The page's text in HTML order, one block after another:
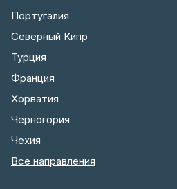
Португалия
Северный Кипр
Турция
Франция
Хорватия
Черногория
Чехия
Все направления